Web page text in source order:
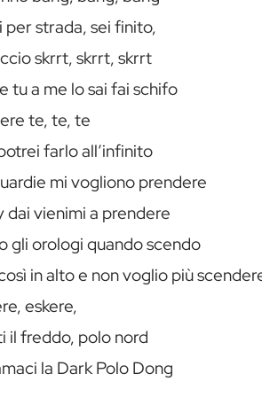
per strada, sei finito,
skrrt, skrrt, skrrt
tu a me lo sai fai schifo
te, te, te
farlo all’infinito
mi vogliono prendere
dai vienimi a prendere
gli orologi quando scendo
in alto e non voglio più
eskere,
il freddo, polo nord
la Dark Polo Dong